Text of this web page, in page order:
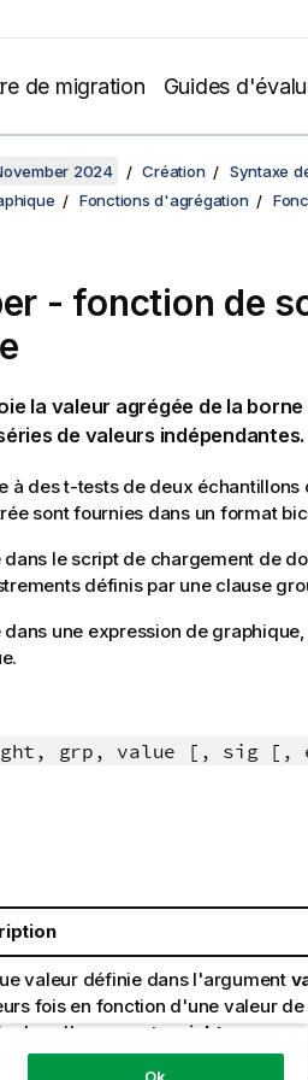
de migration Guides
2024 Création
Syntaxe
Fonctions d'agrégation
- fonction de
la valeur agrégée de la
de valeurs indépendantes.
à des t-tests de deux
sont fournies dans un format
le script de chargement de
définis par une clause
une expression de
grp, value [, sig [,
valeur définie dans l'argument
fois en fonction d'une valeur
dans l'argumentweight.